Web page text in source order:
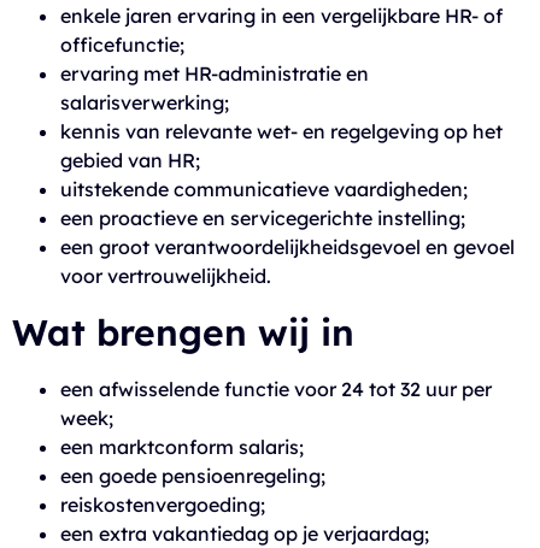
enkele jaren ervaring in een vergelijkbare HR- of
officefunctie;
ervaring met HR-administratie en
salarisverwerking;
kennis van relevante wet- en regelgeving op het
gebied van HR;
uitstekende communicatieve vaardigheden;
een proactieve en servicegerichte instelling;
een groot verantwoordelijkheidsgevoel en gevoel
voor vertrouwelijkheid.
Wat brengen wij in
een afwisselende functie voor 24 tot 32 uur per
week;
een marktconform salaris;
een goede pensioenregeling;
reiskostenvergoeding;
een extra vakantiedag op je verjaardag;